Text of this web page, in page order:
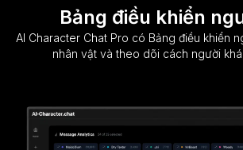
Bảng điều khiển
AI Character Chat Pro có Bảng điều khiển
nhân vật và theo dõi cách người